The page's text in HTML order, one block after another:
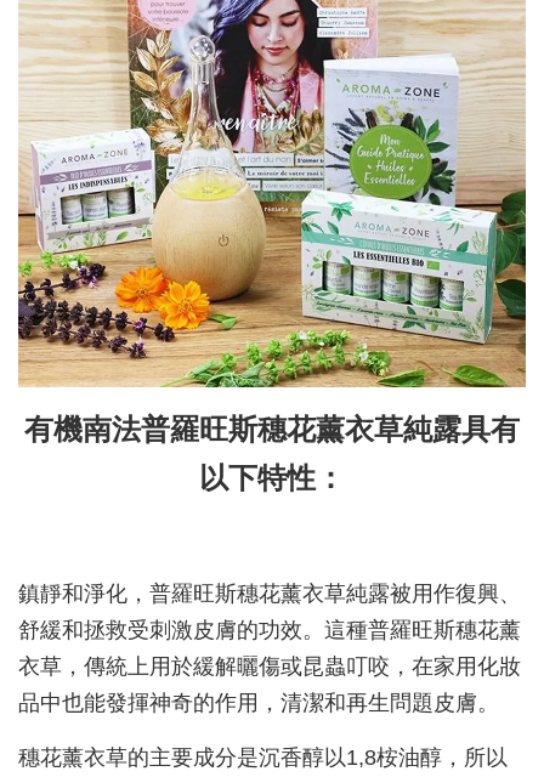
有機南法普羅旺斯穗花薰衣草純露具有
以下特性：
鎮靜和淨化，普羅旺斯穗花薰衣草純露被用作復興、
舒緩和拯救受刺激皮膚的功效。這種普羅旺斯穗花薰
衣草，傳統上用於緩解曬傷或昆蟲叮咬，在家用化妝
品中也能發揮神奇的作用，清潔和再生問題皮膚。
穗花薰衣草的主要成分是沉香醇以1,8桉油醇，所以